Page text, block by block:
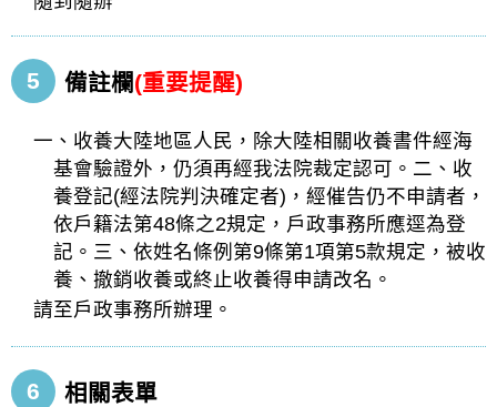
5 備註欄(重要提醒)
一、收養大陸地區人民，除大陸相關收養書件經海
基會驗證外，仍須再經我法院裁定認可。二、收
養登記(經法院判決確定者)，經催告仍不申請者，
依戶籍法第48條之2規定，戶政事務所應逕為登
記。三、依姓名條例第9條第1項第5款規定，被收
養、撤銷收養或終止收養得申請改名。
請至戶政事務所辦理。
6 相關表單